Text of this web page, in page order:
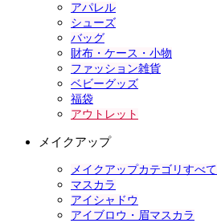
アパレル
シューズ
バッグ
財布・ケース・小物
ファッション雑貨
ベビーグッズ
福袋
アウトレット
メイクアップ
メイクアップカテゴリすべて
マスカラ
アイシャドウ
アイブロウ・眉マスカラ